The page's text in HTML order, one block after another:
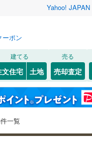
Yahoo! JAPAN
ーポン
建てる
文住宅 土地
売る
売却査定
一覧
秋田 山形
葉
)
(2)
(
野(1)
(0)
（JR東海）(0)
営地下鉄名城線(0)
30年以上（5）
ました
ページから設定できます。
万円